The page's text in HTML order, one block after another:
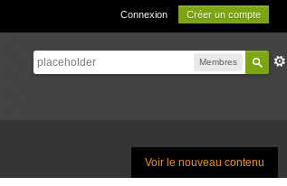
Connexion Créer un compte
Membres
Voir le nouveau contenu